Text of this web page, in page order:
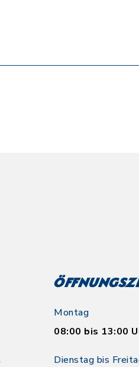
Montag
08:00 bis 13:00
Dienstag bis